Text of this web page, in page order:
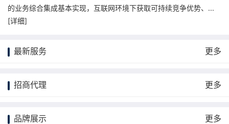
的业务综合集成基本实现，互联网环境下获取可持续竞争优势、...
[详细]
最新服务 更多
招商代理 更多
品牌展示 更多